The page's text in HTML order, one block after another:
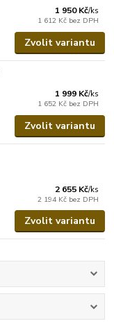
1 950 Kč/ks
1 612 Kč bez DPH
Zvolit variantu
1 999 Kč/ks
1 652 Kč bez DPH
Zvolit variantu
2 655 Kč/ks
2 194 Kč bez DPH
Zvolit variantu